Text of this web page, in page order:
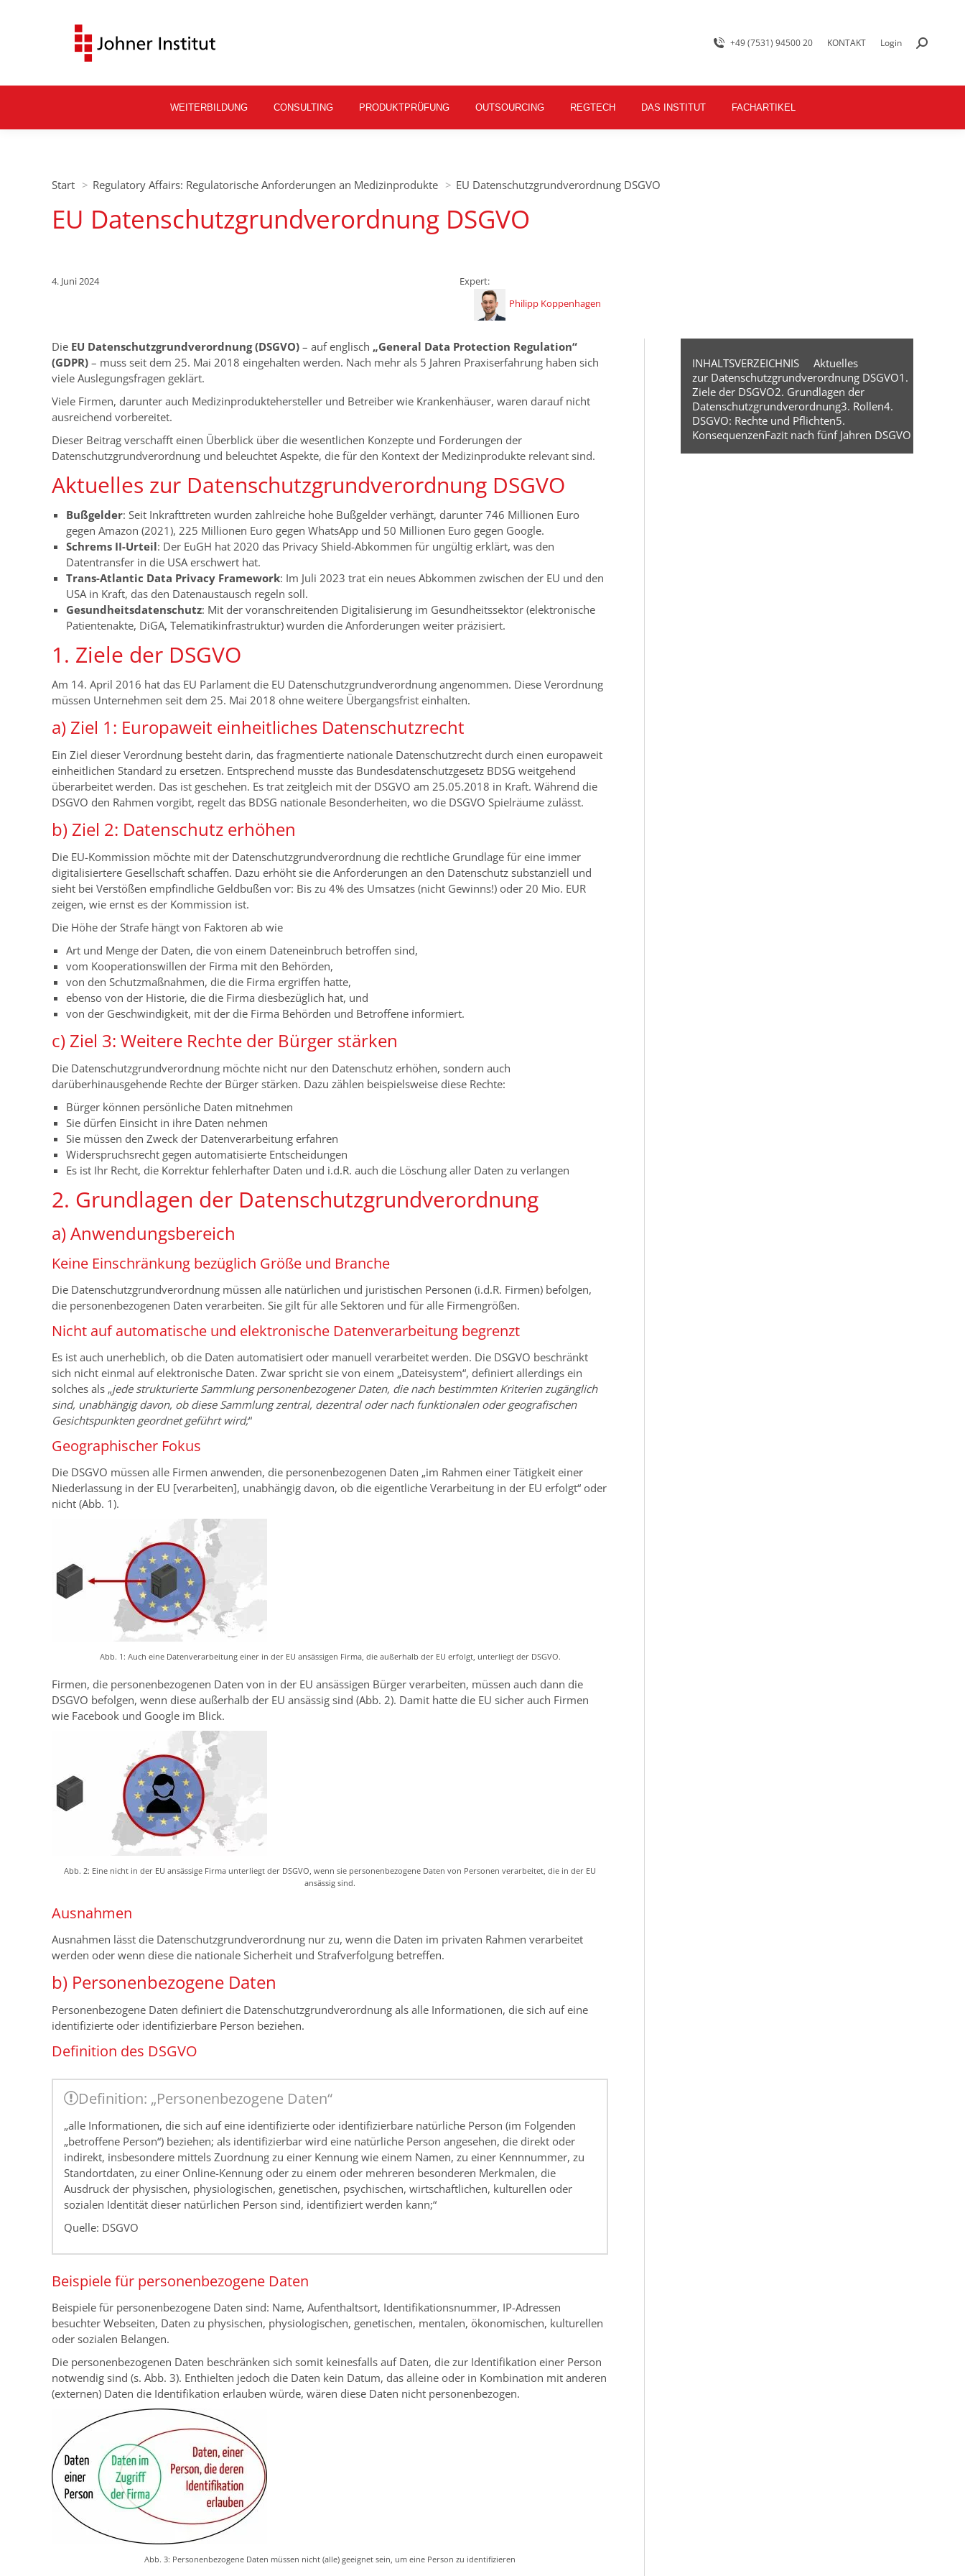
+49 (7531) 94500 20 KONTAKT Login
WEITERBILDUNG CONSULTING PRODUKTPRÜFUNG OUTSOURCING REGTECH DAS INSTITUT FACHARTIKEL
Start
Regulatory Affairs: Regulatorische Anforderungen an Medizinprodukte EU Datenschutzgrundverordnung DSGVO
EU Datenschutzgrundverordnung DSGVO
4. Juni 2024
Expert:
Philipp Koppenhagen
Die EU Datenschutzgrundverordnung (DSGVO) – auf englisch „General Data Protection Regulation“
(GDPR) – muss seit dem 25. Mai 2018 eingehalten werden. Nach mehr als 5 Jahren Praxiserfahrung haben sich
viele Auslegungsfragen geklärt.
Viele Firmen, darunter auch Medizinproduktehersteller und Betreiber wie Krankenhäuser, waren darauf nicht
ausreichend vorbereitet.
Dieser Beitrag verschafft einen Überblick über die wesentlichen Konzepte und Forderungen der
Datenschutzgrundverordnung und beleuchtet Aspekte, die für den Kontext der Medizinprodukte relevant sind.
Aktuelles zur Datenschutzgrundverordnung DSGVO
Bußgelder: Seit Inkrafttreten wurden zahlreiche hohe Bußgelder verhängt, darunter 746 Millionen Euro
gegen Amazon (2021), 225 Millionen Euro gegen WhatsApp und 50 Millionen Euro gegen Google.
Schrems II-Urteil: Der EuGH hat 2020 das Privacy Shield-Abkommen für ungültig erklärt, was den
Datentransfer in die USA erschwert hat.
Trans-Atlantic Data Privacy Framework: Im Juli 2023 trat ein neues Abkommen zwischen der EU und den
USA in Kraft, das den Datenaustausch regeln soll.
Gesundheitsdatenschutz: Mit der voranschreitenden Digitalisierung im Gesundheitssektor (elektronische
Patientenakte, DiGA, Telematikinfrastruktur) wurden die Anforderungen weiter präzisiert.
1. Ziele der DSGVO
Am 14. April 2016 hat das EU Parlament die EU Datenschutzgrundverordnung angenommen. Diese Verordnung
müssen Unternehmen seit dem 25. Mai 2018 ohne weitere Übergangsfrist einhalten.
a) Ziel 1: Europaweit einheitliches Datenschutzrecht
Ein Ziel dieser Verordnung besteht darin, das fragmentierte nationale Datenschutzrecht durch einen europaweit
einheitlichen Standard zu ersetzen. Entsprechend musste das Bundesdatenschutzgesetz BDSG weitgehend
überarbeitet werden. Das ist geschehen. Es trat zeitgleich mit der DSGVO am 25.05.2018 in Kraft. Während die
DSGVO den Rahmen vorgibt, regelt das BDSG nationale Besonderheiten, wo die DSGVO Spielräume zulässt.
b) Ziel 2: Datenschutz erhöhen
Die EU-Kommission möchte mit der Datenschutzgrundverordnung die rechtliche Grundlage für eine immer
digitalisiertere Gesellschaft schaffen. Dazu erhöht sie die Anforderungen an den Datenschutz substanziell und
sieht bei Verstößen empfindliche Geldbußen vor: Bis zu 4% des Umsatzes (nicht Gewinns!) oder 20 Mio. EUR
zeigen, wie ernst es der Kommission ist.
Die Höhe der Strafe hängt von Faktoren ab wie
Art und Menge der Daten, die von einem Dateneinbruch betroffen sind,
vom Kooperationswillen der Firma mit den Behörden,
von den Schutzmaßnahmen, die die Firma ergriffen hatte,
ebenso von der Historie, die die Firma diesbezüglich hat, und
von der Geschwindigkeit, mit der die Firma Behörden und Betroffene informiert.
c) Ziel 3: Weitere Rechte der Bürger stärken
Die Datenschutzgrundverordnung möchte nicht nur den Datenschutz erhöhen, sondern auch
darüberhinausgehende Rechte der Bürger stärken. Dazu zählen beispielsweise diese Rechte:
Bürger können persönliche Daten mitnehmen
Sie dürfen Einsicht in ihre Daten nehmen
Sie müssen den Zweck der Datenverarbeitung erfahren
Widerspruchsrecht gegen automatisierte Entscheidungen
Es ist Ihr Recht, die Korrektur fehlerhafter Daten und i.d.R. auch die Löschung aller Daten zu verlangen
2. Grundlagen der Datenschutzgrundverordnung
a) Anwendungsbereich
Keine Einschränkung bezüglich Größe und Branche
Die Datenschutzgrundverordnung müssen alle natürlichen und juristischen Personen (i.d.R. Firmen) befolgen,
die personenbezogenen Daten verarbeiten. Sie gilt für alle Sektoren und für alle Firmengrößen.
Nicht auf automatische und elektronische Datenverarbeitung begrenzt
Es ist auch unerheblich, ob die Daten automatisiert oder manuell verarbeitet werden. Die DSGVO beschränkt
sich nicht einmal auf elektronische Daten. Zwar spricht sie von einem „Dateisystem“, definiert allerdings ein
solches als „jede strukturierte Sammlung personenbezogener Daten, die nach bestimmten Kriterien zugänglich
sind, unabhängig davon, ob diese Sammlung zentral, dezentral oder nach funktionalen oder geografischen
Gesichtspunkten geordnet geführt wird;“
Geographischer Fokus
Die DSGVO müssen alle Firmen anwenden, die personenbezogenen Daten „im Rahmen einer Tätigkeit einer
Niederlassung in der EU [verarbeiten], unabhängig davon, ob die eigentliche Verarbeitung in der EU erfolgt“ oder
nicht (Abb. 1).
Abb. 1: Auch eine Datenverarbeitung einer in der EU ansässigen Firma, die außerhalb der EU erfolgt, unterliegt der DSGVO.
Firmen, die personenbezogenen Daten von in der EU ansässigen Bürger verarbeiten, müssen auch dann die
DSGVO befolgen, wenn diese außerhalb der EU ansässig sind (Abb. 2). Damit hatte die EU sicher auch Firmen
wie Facebook und Google im Blick.
Abb. 2: Eine nicht in der EU ansässige Firma unterliegt der DSGVO, wenn sie personenbezogene Daten von Personen verarbeitet, die in der EU
ansässig sind.
Ausnahmen
Ausnahmen lässt die Datenschutzgrundverordnung nur zu, wenn die Daten im privaten Rahmen verarbeitet
werden oder wenn diese die nationale Sicherheit und Strafverfolgung betreffen.
b) Personenbezogene Daten
Personenbezogene Daten definiert die Datenschutzgrundverordnung als alle Informationen, die sich auf eine
identifizierte oder identifizierbare Person beziehen.
Definition des DSGVO
Definition: „Personenbezogene Daten“
„alle Informationen, die sich auf eine identifizierte oder identifizierbare natürliche Person (im Folgenden
„betroffene Person“) beziehen; als identifizierbar wird eine natürliche Person angesehen, die direkt oder
indirekt, insbesondere mittels Zuordnung zu einer Kennung wie einem Namen, zu einer Kennnummer, zu
Standortdaten, zu einer Online-Kennung oder zu einem oder mehreren besonderen Merkmalen, die
Ausdruck der physischen, physiologischen, genetischen, psychischen, wirtschaftlichen, kulturellen oder
sozialen Identität dieser natürlichen Person sind, identifiziert werden kann;“
Quelle: DSGVO
Beispiele für personenbezogene Daten
Beispiele für personenbezogene Daten sind: Name, Aufenthaltsort, Identifikationsnummer, IP-Adressen
besuchter Webseiten, Daten zu physischen, physiologischen, genetischen, mentalen, ökonomischen, kulturellen
oder sozialen Belangen.
Die personenbezogenen Daten beschränken sich somit keinesfalls auf Daten, die zur Identifikation einer Person
notwendig sind (s. Abb. 3). Enthielten jedoch die Daten kein Datum, das alleine oder in Kombination mit anderen
(externen) Daten die Identifikation erlauben würde, wären diese Daten nicht personenbezogen.
Abb. 3: Personenbezogene Daten müssen nicht (alle) geeignet sein, um eine Person zu identifizieren
INHALTSVERZEICHNIS
Aktuelles
zur Datenschutzgrundverordnung DSGVO1.
Ziele der DSGVO2. Grundlagen der
Datenschutzgrundverordnung3. Rollen4.
DSGVO: Rechte und Pflichten5.
KonsequenzenFazit nach fünf Jahren DSGVO